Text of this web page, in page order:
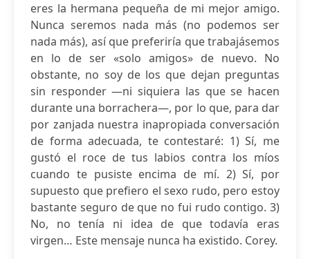
eres la hermana pequeña de mi mejor amigo.
Nunca seremos nada más (no podemos ser
nada más), así que preferiría que trabajásemos
en lo de ser «solo amigos» de nuevo. No
obstante, no soy de los que dejan preguntas
sin responder —ni siquiera las que se hacen
durante una borrachera—, por lo que, para dar
por zanjada nuestra inapropiada conversación
de forma adecuada, te contestaré: 1) Sí, me
gustó el roce de tus labios contra los míos
cuando te pusiste encima de mí. 2) Sí, por
supuesto que prefiero el sexo rudo, pero estoy
bastante seguro de que no fui rudo contigo. 3)
No, no tenía ni idea de que todavía eras
virgen… Este mensaje nunca ha existido. Corey.